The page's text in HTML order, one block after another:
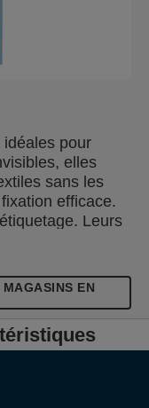
pour
elles
sans les
efficace.
Leurs
pour une
EN